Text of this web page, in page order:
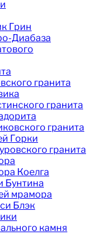
Грин
Диабаза
гранита
гранита
гранита
Горки
гранита
Коелга
Бунтина
мрамора
Блэк
камня